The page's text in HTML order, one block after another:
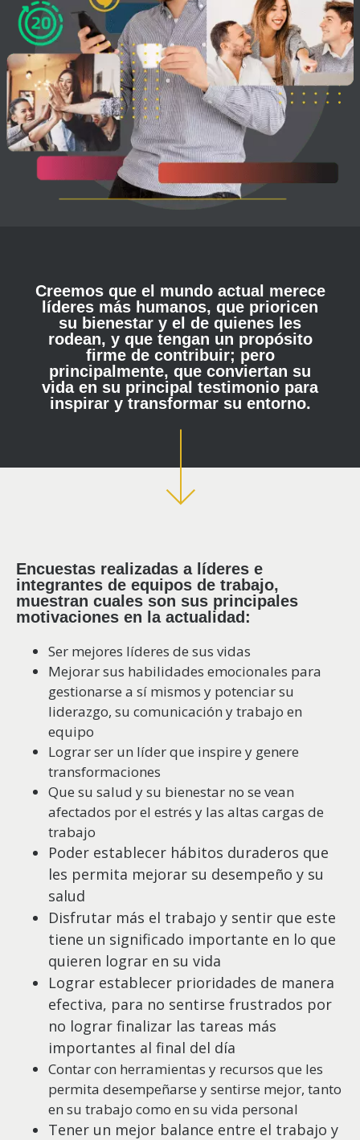
Creemos que el mundo actual merece
líderes más humanos, que prioricen
su bienestar y el de quienes les
rodean, y que tengan un propósito
firme de contribuir; pero
principalmente, que conviertan su
vida en su principal testimonio para
inspirar y transformar su entorno.
Encuestas realizadas a líderes e
integrantes de equipos de trabajo,
muestran cuales son sus principales
motivaciones en la actualidad:
Ser mejores líderes de sus vidas
Mejorar sus habilidades emocionales para
gestionarse a sí mismos y potenciar su
liderazgo, su comunicación y trabajo en
equipo
Lograr ser un líder que inspire y genere
transformaciones
Que su salud y su bienestar no se vean
afectados por el estrés y las altas cargas de
trabajo
Poder establecer hábitos duraderos que
les permita mejorar su desempeño y su
salud
Disfrutar más el trabajo y sentir que este
tiene un significado importante en lo que
quieren lograr en su vida
Lograr establecer prioridades de manera
efectiva, para no sentirse frustrados por
no lograr finalizar las tareas más
importantes al final del día
Contar con herramientas y recursos que les
permita desempeñarse y sentirse mejor, tanto
en su trabajo como en su vida personal
Tener un mejor balance entre el trabajo y